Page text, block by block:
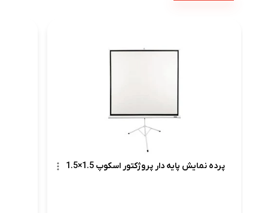
پرده نمایش پایه دار پروژکتور اسکوپ 1.5×1.5